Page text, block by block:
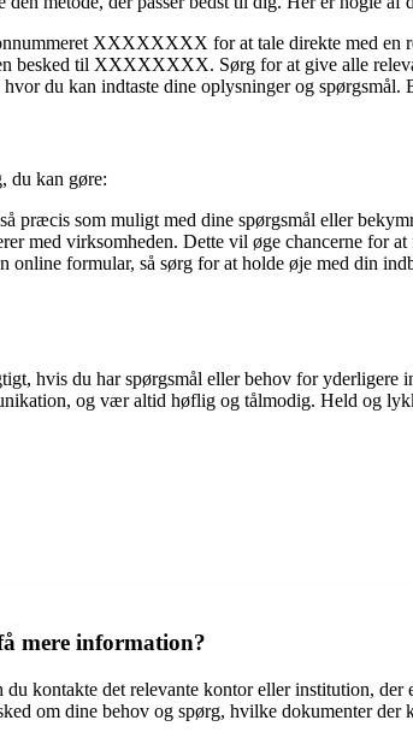
XXXXXXXX for at tale direkte med en
besked til XXXXXXXX. Sørg for at give alle
du kan indtaste dine oplysninger og
du kan gøre:
præcis som muligt med dine spørgsmål eller
med virksomheden. Dette vil øge chancerne for at
online formular, så sørg for at holde øje med din
hvis du har spørgsmål eller behov for
og vær altid høflig og tålmodig. Held og
mere information?
kontakte det relevante kontor eller institution,
om dine behov og spørg, hvilke dokumenter